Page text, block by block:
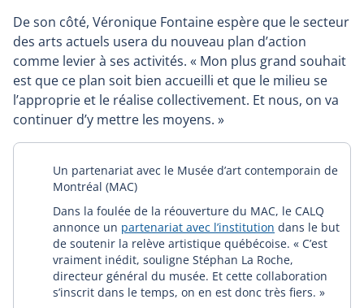
De son côté, Véronique Fontaine espère que le secteur
des arts actuels usera du nouveau plan d’action
comme levier à ses activités. « Mon plus grand souhait
est que ce plan soit bien accueilli et que le milieu se
l’approprie et le réalise collectivement. Et nous, on va
continuer d’y mettre les moyens. »
Un partenariat avec le Musée d’art contemporain de
Montréal (MAC)
Dans la foulée de la réouverture du MAC, le CALQ
annonce un partenariat avec l’institution dans le but
de soutenir la relève artistique québécoise. « C’est
vraiment inédit, souligne Stéphan La Roche,
directeur général du musée. Et cette collaboration
s’inscrit dans le temps, on en est donc très fiers. »